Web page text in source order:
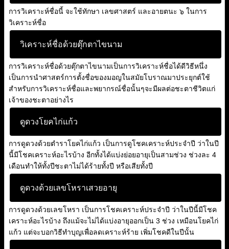
การวิเคราะห์ชื่อนี้ จะใช้ทักษา เลขศาสตร์ และอายตนะ ๖ ในการ
วิเคราะห์ชื่อ
วิเคราะห์ชื่อด้วยตุ๊กตาไขนาม
การวิเคราะห์ชื่อด้วยตุ๊กตาไขนามเป็นการวิเคราะห์ชื่อได้ดีวิธีหนึ่ง
เป็นการนำศาสตร์การตั้งชื่อของมอญในสมัยโบราณมาประยุกต์ใช้
สำหรับการวิเคราะห์ชื่อและพยากรณ์ชื่อนั้นๆจะมีผลต่อชะตาชีวิตแก่
เจ้าของชะตาอย่างไร
ดูดวงโยคไก่แก้ว
การดูดวงด้วยตำราโยคไก่แก้ว เป็นการดูโชคเคราะห์ประจำปี ว่าในปี
นี้มีโชคเคราะห์อะไรบ้าง อีกทั้งได้แบ่งย่อยอายุเป็นสามช่วง ช่วงละ 4
เดือนทำให้ทั้งปีชะตาไม่ได้ร้ายทั้งปี หรือเสียทั้งปี
ดูดวงด้วยเลขโหราเสวยอายุ
การดูดวงด้วยเลขโหรา เป็นการโชคเคราะห์ประจำปี ว่าในปีนี้มีโชค
เคราะห์อะไรบ้าง ถึงแม้จะไม่ได้แบ่งอายุออกเป็น 3 ช่วง เหมือนโยคไก่
แก้ว แต่จะบอกวิธีทำบุญเพื่อลดเคราะห์ร้าย เพิ่มโชคดีในปีนั้น